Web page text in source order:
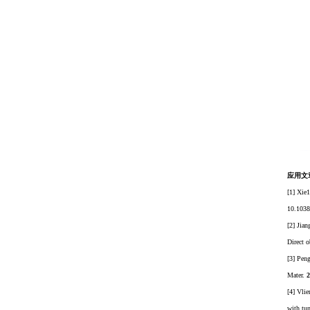
应用文
[1]
[2]
Direct
[3]
Mater.
[4]
with